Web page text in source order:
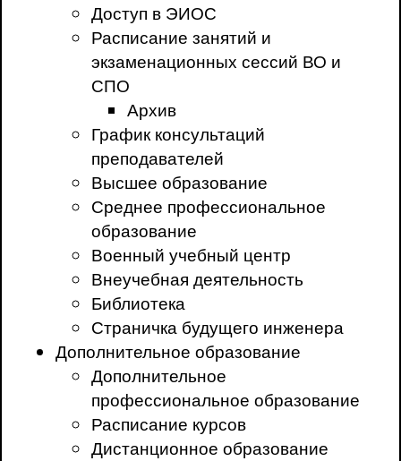
Доступ в ЭИОС
Расписание занятий и
экзаменационных сессий ВО и
СПО
Архив
График консультаций
преподавателей
Высшее образование
Среднее профессиональное
образование
Военный учебный центр
Внеучебная деятельность
Библиотека
Страничка будущего инженера
Дополнительное образование
Дополнительное
профессиональное образование
Расписание курсов
Дистанционное образование